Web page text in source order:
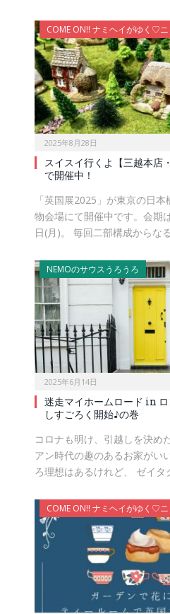
COME ON!! ナミヘイがゆく♡
2025年8月28日
スイスイ行くよ【三越本店
で開催中！
「英国展2025」が東京の日
物会場にて開催中です。会期
日(月)。 毎回二部構成からな
NEMOのサウスうろうろ
2025年6月14日
迷走マイホームロード in
しすごろく開始♪の巻
コロナも明け、引越しを決め
アン時代の趣のあるお家がい
ろ理想はあるけれど、 ゼイ
COME ON!! ナミヘイがゆく♡